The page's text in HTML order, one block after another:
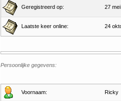
Geregistreerd op: 27
Laatste keer online: 24
Persoonlijke gegevens:
Voornaam: Ricky